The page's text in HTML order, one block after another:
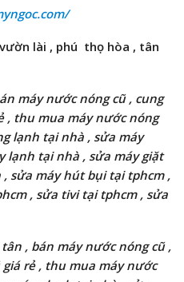
lài , phú thọ hòa , tân
máy nước nóng cũ , cung
, thu mua máy nước nóng
lạnh tại nhà , sửa máy
lạnh tại nhà , sửa máy giặt
sửa máy hút bụi tại tphcm ,
, sửa tivi tại tphcm , sửa
, bán máy nước nóng cũ ,
rẻ , thu mua máy nước